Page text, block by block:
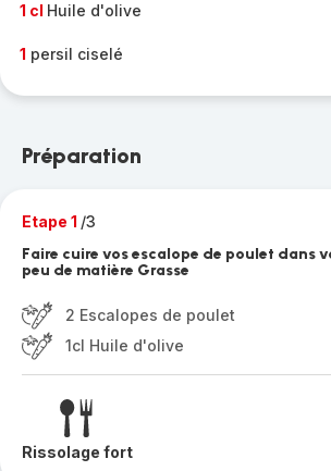
1 cl Huile d'olive
1 persil ciselé
Préparation
Etape 1 /3
Faire cuire vos escalope de poulet dans
peu de matière Grasse
2 Escalopes de poulet
1cl Huile d'olive
Rissolage fort